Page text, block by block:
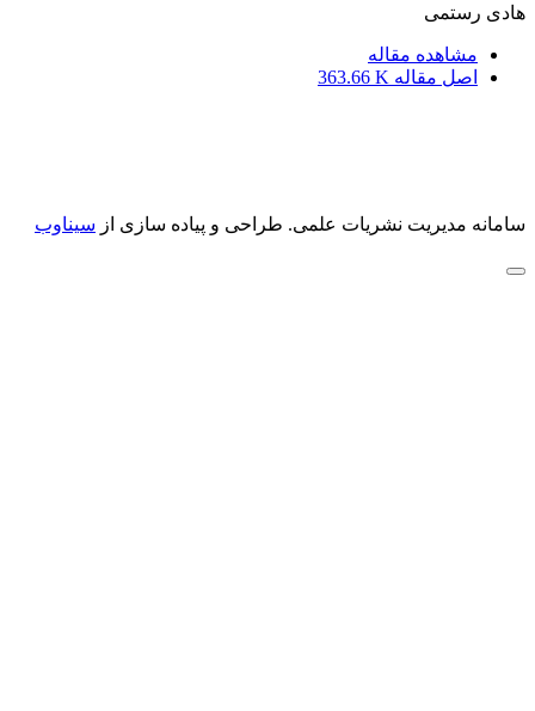
هادی رستمی
مشاهده مقاله
اصل مقاله 363.66 K
سامانه مدیریت نشریات علمی. طراحی و پیاده سازی از سیناوب